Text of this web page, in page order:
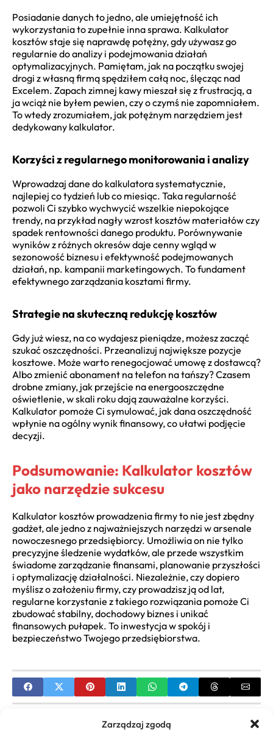
Zarządzaj zgodą
Posiadanie danych to jedno, ale umiejętność ich
wykorzystania to zupełnie inna sprawa. Kalkulator
kosztów staje się naprawdę potężny, gdy używasz go
regularnie do analizy i podejmowania działań
optymalizacyjnych. Pamiętam, jak na początku swojej
drogi z własną firmą spędziłem całą noc, ślęcząc nad
Excelem. Zapach zimnej kawy mieszał się z frustracją, a
ja wciąż nie byłem pewien, czy o czymś nie zapomniałem.
To wtedy zrozumiałem, jak potężnym narzędziem jest
dedykowany kalkulator.
Korzyści z regularnego monitorowania i analizy
Wprowadzaj dane do kalkulatora systematycznie,
najlepiej co tydzień lub co miesiąc. Taka regularność
pozwoli Ci szybko wychwycić wszelkie niepokojące
trendy, na przykład nagły wzrost kosztów materiałów czy
spadek rentowności danego produktu. Porównywanie
wyników z różnych okresów daje cenny wgląd w
sezonowość biznesu i efektywność podejmowanych
działań, np. kampanii marketingowych. To fundament
efektywnego zarządzania kosztami firmy.
Strategie na skuteczną redukcję kosztów
Gdy już wiesz, na co wydajesz pieniądze, możesz zacząć
szukać oszczędności. Przeanalizuj największe pozycje
kosztowe. Może warto renegocjować umowę z dostawcą?
Albo zmienić abonament na telefon na tańszy? Czasem
drobne zmiany, jak przejście na energooszczędne
oświetlenie, w skali roku dają zauważalne korzyści.
Kalkulator pomoże Ci symulować, jak dana oszczędność
wpłynie na ogólny wynik finansowy, co ułatwi podjęcie
decyzji.
Podsumowanie: Kalkulator kosztów
jako narzędzie sukcesu
Kalkulator kosztów prowadzenia firmy to nie jest zbędny
gadżet, ale jedno z najważniejszych narzędzi w arsenale
nowoczesnego przedsiębiorcy. Umożliwia on nie tylko
precyzyjne śledzenie wydatków, ale przede wszystkim
świadome zarządzanie finansami, planowanie przyszłości
i optymalizację działalności. Niezależnie, czy dopiero
myślisz o założeniu firmy, czy prowadzisz ją od lat,
regularne korzystanie z takiego rozwiązania pomoże Ci
zbudować stabilny, dochodowy biznes i unikać
finansowych pułapek. To inwestycja w spokój i
bezpieczeństwo Twojego przedsiębiorstwa.